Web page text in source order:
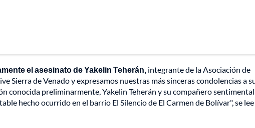
el asesinato de Yakelin Teherán, integrante de la Asociación de
Sierra de Venado y expresamos nuestras más sinceras condolencias a
conocida preliminarmente, Yakelin Teherán y su compañero
hecho ocurrido en el barrio El Silencio de El Carmen de Bolívar", se lee